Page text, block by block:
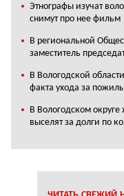
Этнографы изучат
снимут про нее фильм
В региональной
заместитель
В Вологодской
факта ухода за
В Вологодском
выселят за долги по